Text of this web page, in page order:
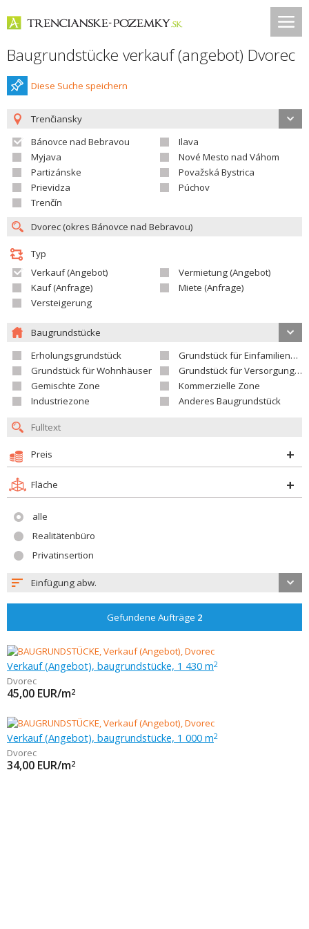
Baugrundstücke verkauf (angebot) Dvorec
Diese Suche speichern
Trenčiansky
Bánovce nad Bebravou
Ilava
Myjava
Nové Mesto nad Váhom
Partizánske
Považská Bystrica
Prievidza
Púchov
Trenčín
Typ
Verkauf (Angebot)
Vermietung (Angebot)
Kauf (Anfrage)
Miete (Anfrage)
Versteigerung
Baugrundstücke
Erholungsgrundstück
Grundstück für Einfamilienhäuser
Grundstück für Wohnhäuser
Grundstück für Versorgungseinrichtungen
Gemischte Zone
Kommerzielle Zone
Industriezone
Anderes Baugrundstück
Preis
Fläche
alle
Realitätenbüro
Privatinsertion
Einfügung abw.
Gefundene Aufträge 2
Verkauf (Angebot), baugrundstücke, 1 430 m2
Dvorec
45,00 EUR/m2
Verkauf (Angebot), baugrundstücke, 1 000 m2
Dvorec
34,00 EUR/m2